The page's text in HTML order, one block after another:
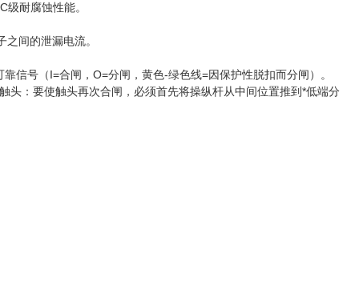
耐腐蚀性能。
间的泄漏电流。
信号（I=合闸，O=分闸，黄色-绿色线=因保护性脱扣而分闸）。
头：要使触头再次合闸，必须首先将操纵杆从中间位置推到*低端分